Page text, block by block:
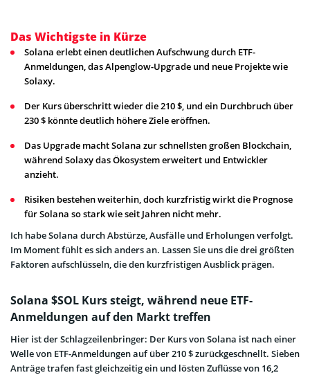
Das Wichtigste in Kürze
Solana erlebt einen deutlichen Aufschwung durch ETF-
Anmeldungen, das Alpenglow-Upgrade und neue Projekte wie
Solaxy.
Der Kurs überschritt wieder die 210 $, und ein Durchbruch über
230 $ könnte deutlich höhere Ziele eröffnen.
Das Upgrade macht Solana zur schnellsten großen Blockchain,
während Solaxy das Ökosystem erweitert und Entwickler
anzieht.
Risiken bestehen weiterhin, doch kurzfristig wirkt die Prognose
für Solana so stark wie seit Jahren nicht mehr.
Ich habe Solana durch Abstürze, Ausfälle und Erholungen verfolgt.
Im Moment fühlt es sich anders an. Lassen Sie uns die drei größten
Faktoren aufschlüsseln, die den kurzfristigen Ausblick prägen.
Solana $SOL Kurs steigt, während neue ETF-
Anmeldungen auf den Markt treffen
Hier ist der Schlagzeilenbringer: Der Kurs von Solana ist nach einer
Welle von ETF-Anmeldungen auf über 210 $ zurückgeschnellt. Sieben
Anträge trafen fast gleichzeitig ein und lösten Zuflüsse von 16,2